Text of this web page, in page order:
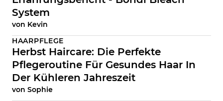
System
von Kevin
HAARPFLEGE
Herbst Haircare: Die Perfekte
Pflegeroutine Für Gesundes Haar In
Der Kühleren Jahreszeit
von Sophie